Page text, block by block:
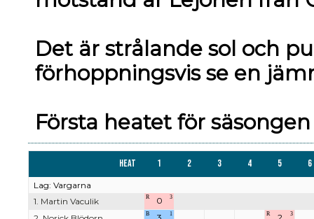
Det är strålande sol och
förhoppningsvis se en
Första heatet för
Heat 1 2 3 4 5 6
Lag: Vargarna
1. Martin Vaculik
R 0 3
B 1 R 3